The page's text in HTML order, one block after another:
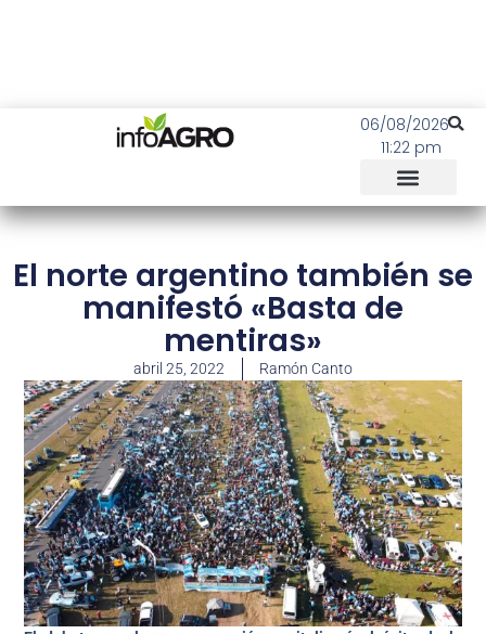
06/08/2026
11:22 pm
El norte argentino también se
manifestó «Basta de
mentiras»
abril 25, 2022 Ramón Canto